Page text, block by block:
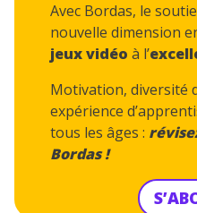
Avec Bordas, le
nouvelle dimension
jeux vidéo à l’
Motivation, diversité
expérience
tous les âges :
Bordas !